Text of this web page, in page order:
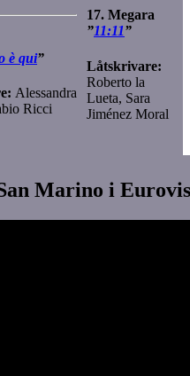
è qui”
Alessandra
Ricci
17. Megara
”11:11”
Låtskrivare:
Roberto la
Lueta, Sara
Jiménez Moral
Marino i